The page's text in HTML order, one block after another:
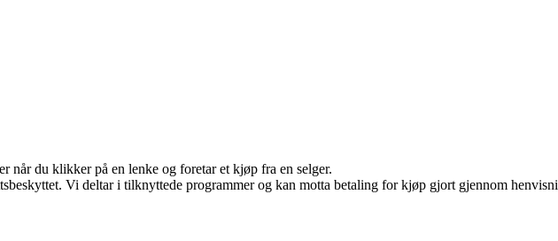
når du klikker på en lenke og foretar et kjøp fra en selger.
Vi deltar i tilknyttede programmer og kan motta betaling for kjøp gjort gjennom